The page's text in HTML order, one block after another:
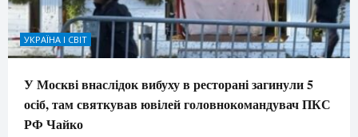
УКРАЇНА І СВІТ
У Москві внаслідок вибуху в ресторані загинули 5
осіб, там святкував ювілей головнокомандувач ПКС
РФ Чайко